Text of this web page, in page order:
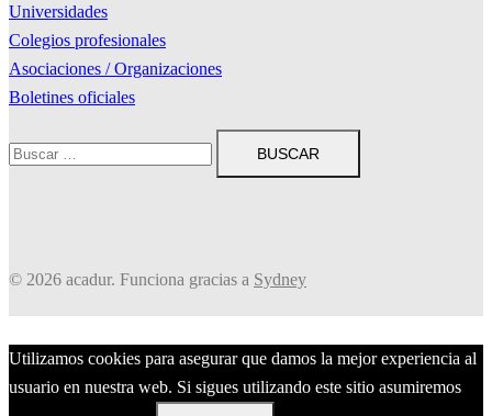
Universidades
Colegios profesionales
Asociaciones / Organizaciones
Boletines oficiales
Buscar:
© 2026 acadur. Funciona gracias a Sydney
Utilizamos cookies para asegurar que damos la mejor experiencia al
usuario en nuestra web. Si sigues utilizando este sitio asumiremos